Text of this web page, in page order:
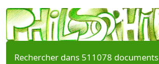
Rechercher dans 511078 documents